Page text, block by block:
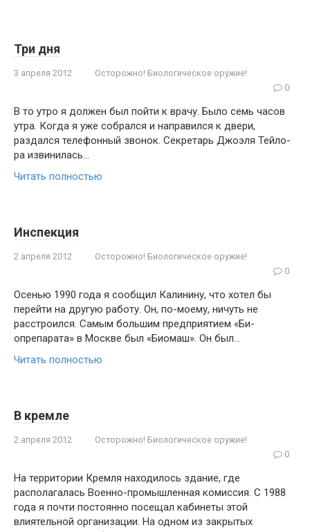
Три дня
3 апреля 2012
Осторожно! Биологическое оружие!
0
В то утро я должен был пойти к врачу. Было семь часов
утра. Когда я уже собрал­ся и направился к двери,
раздался теле­фонный звонок. Секретарь Джоэля Тейло­
ра извинилась…
Читать полностью
Инспекция
2 апреля 2012
Осторожно! Биологическое оружие!
0
Осенью 1990 года я сообщил Калини­ну, что хотел бы
перейти на другую рабо­ту. Он, по-моему, ничуть не
расстроился. Самым большим предприятием «Би­
опрепарата» в Москве был «Биомаш». Он был…
Читать полностью
В кремле
2 апреля 2012
Осторожно! Биологическое оружие!
0
На территории Кремля находилось здание, где
располагалась Военно-про­мышленная комиссия. С 1988
года я поч­ти постоянно посещал кабинеты этой
влиятельной организации. На одном из закрытых